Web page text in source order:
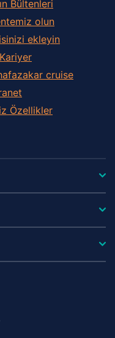
Bültenleri
olun
ekleyin
сruise
Özellikler